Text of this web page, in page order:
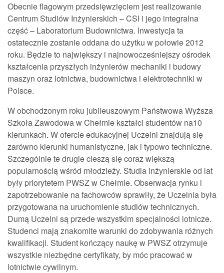
Obecnie flagowym przedsięwzięciem jest realizowanie
Centrum Studiów Inżynierskich – CSI i jego integralna
część – Laboratorium Budownictwa. Inwestycja ta
ostatecznie zostanie oddana do użytku w połowie 2012
roku. Będzie to największy i najnowocześniejszy ośrodek
kształcenia przyszłych inżynierów mechaniki i budowy
maszyn oraz lotnictwa, budownictwa i elektrotechniki w
Polsce.
W obchodzonym roku jubileuszowym Państwowa Wyższa
Szkoła Zawodowa w Chełmie kształci studentów na10
kierunkach. W ofercie edukacyjnej Uczelni znajdują się
zarówno kierunki humanistyczne, jak i typowo techniczne.
Szczególnie te drugie cieszą się coraz większą
popularnością wśród młodzieży. Studia inżynierskie od lat
były priorytetem PWSZ w Chełmie. Obserwacja rynku i
zapotrzebowanie na fachowców sprawiły, że Uczelnia była
przygotowana na uruchomienie studiów technicznych.
Dumą Uczelni są przede wszystkim specjalności lotnicze.
Studenci mają znakomite warunki do zdobywania różnych
kwalifikacji. Student kończący naukę w PWSZ otrzymuje
wszystkie niezbędne certyfikaty, by móc pracować w
lotnictwie cywilnym.